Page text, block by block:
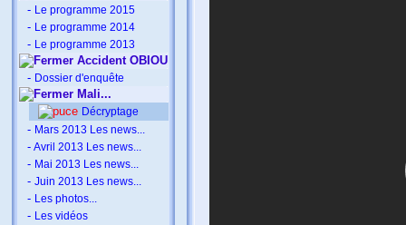
- Le programme 2015
- Le programme 2014
- Le programme 2013
Accident OBIOU
- Dossier d'enquête
Mali...
Décryptage
- Mars 2013 Les news...
- Avril 2013 Les news...
- Mai 2013 Les news...
- Juin 2013 Les news...
- Les photos...
- Les vidéos